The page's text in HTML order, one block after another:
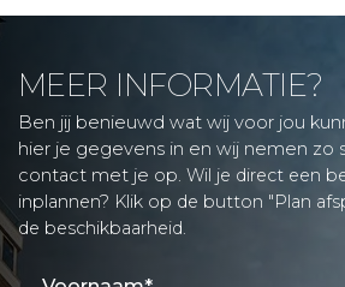
MEER INFORMATIE?
Ben jij benieuwd wat wij voor jou
hier je gegevens in en wij nemen zo
contact met je op. Wil je direct een
inplannen? Klik op de button "Plan
de beschikbaarheid.